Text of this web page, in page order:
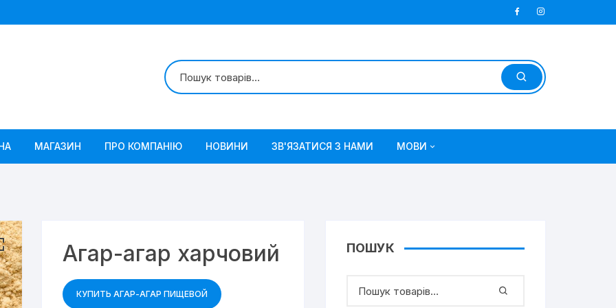
МАГАЗИН ПРО КОМПАНІЮ НОВИНИ ЗВ'ЯЗАТИСЯ З НАМИ МОВИ
Агар-агар харчовий
КУПИТЬ АГАР-АГАР ПИЩЕВОЙ
ПОШУК